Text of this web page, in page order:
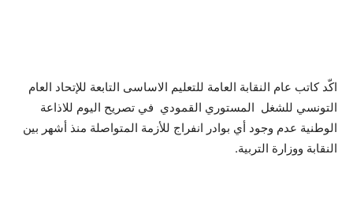
اكّد كاتب عام النقابة العامة للتعليم الاساسى التابعة للإتحاد العام
التونسي للشغل المستوري القمودي في تصريح اليوم للاذاعة
الوطنية عدم وجود أي بوادر انفراج للأزمة المتواصلة منذ أشهر بين
النقابة ووزارة التربية.